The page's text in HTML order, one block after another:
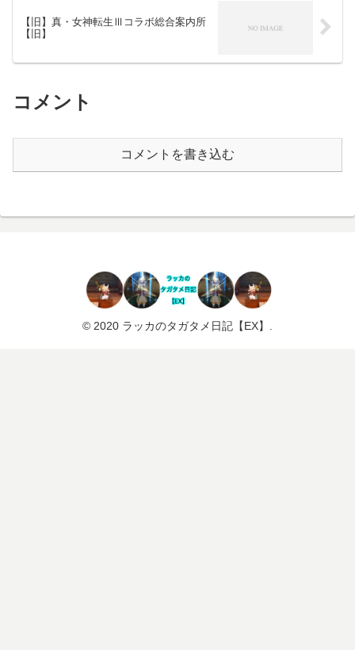
【旧】真・女神転生Ⅲコラボ総合案内所
【旧】
コメント
コメントを書き込む
© 2020 ラッカのタガタメ日記【EX】.